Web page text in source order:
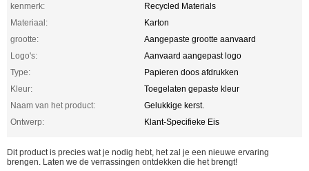
kenmerk:
Recycled Materials
Materiaal:
Karton
grootte:
Aangepaste grootte aanvaard
Logo's:
Aanvaard aangepast logo
Type:
Papieren doos afdrukken
Kleur:
Toegelaten gepaste kleur
Naam van het product:
Gelukkige kerst.
Ontwerp:
Klant-Specifieke Eis
Dit product is precies wat je nodig hebt, het zal je een nieuwe ervaring
brengen. Laten we de verrassingen ontdekken die het brengt!